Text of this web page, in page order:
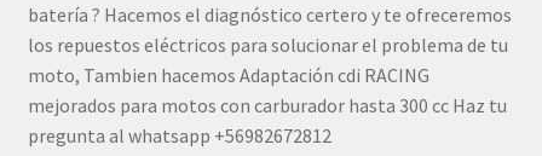
batería ? Hacemos el diagnóstico certero y te ofreceremos
los repuestos eléctricos para solucionar el problema de tu
moto, Tambien hacemos Adaptación cdi RACING
mejorados para motos con carburador hasta 300 cc Haz tu
pregunta al whatsapp +56982672812